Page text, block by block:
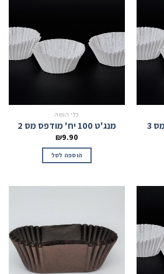
כלי הגשה
מנג'ט 100 יח' מודפס מס 2
₪9.90
הוספה לסל